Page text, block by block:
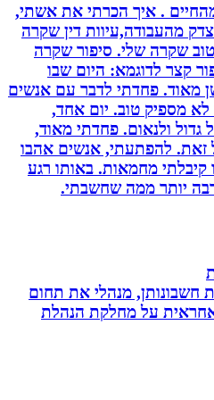
. איך הכרתי את אשתי,
דין שקרה
שלי. סיפור שקרה
לדוגמא: היום שבו
פחדתי לדבר עם אנשים
טוב. יום אחד,
ולנאום. פחדתי מאוד,
להפתעתי, אנשים אהבו
מחמאות. באותו רגע
ממה שחשבתי.
מנהלי את תחום
על מחלקת הנהלת